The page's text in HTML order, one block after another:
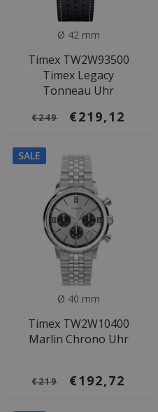
Ø 42 mm
Timex TW2W93500
Timex Legacy
Tonneau Uhr
€249 €219,12
SALE
Ø 40 mm
Timex TW2W10400
Marlin Chrono Uhr
€219 €192,72